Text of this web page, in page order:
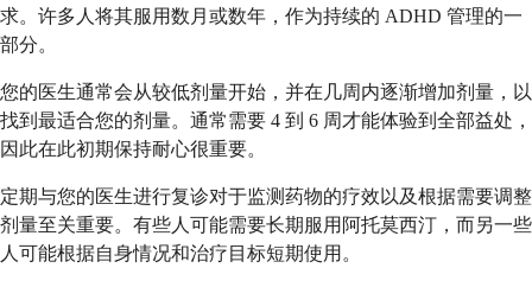
求。许多人将其服用数月或数年，作为持续的 ADHD 管理的一
部分。
您的医生通常会从较低剂量开始，并在几周内逐渐增加剂量，以
找到最适合您的剂量。通常需要 4 到 6 周才能体验到全部益处，
因此在此初期保持耐心很重要。
定期与您的医生进行复诊对于监测药物的疗效以及根据需要调整
剂量至关重要。有些人可能需要长期服用阿托莫西汀，而另一些
人可能根据自身情况和治疗目标短期使用。